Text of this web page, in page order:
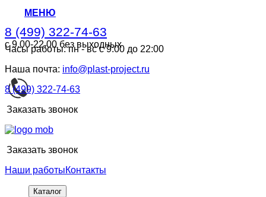
МЕНЮ
8 (499) 322-74-63
с 9.00-22.00 без выходных
8 (499) 322-74-63
с 9.00-22.00 без выходных
Часы работы: пн - вс с 9:00 до 22:00
Наша почта: info@plast-project.ru
8 (499) 322-74-63
Заказать звонок
Заказать звонок
Наши работыКонтакты
Каталог